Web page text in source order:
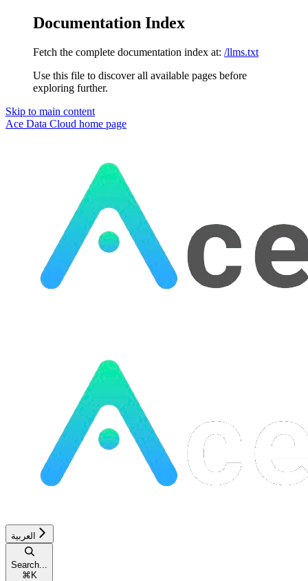
Documentation Index
Fetch the complete documentation index at: /llms.txt
Use this file to discover all available pages before
exploring further.
Skip to main content
Ace Data Cloud home page
العربية
Search...
⌘ K